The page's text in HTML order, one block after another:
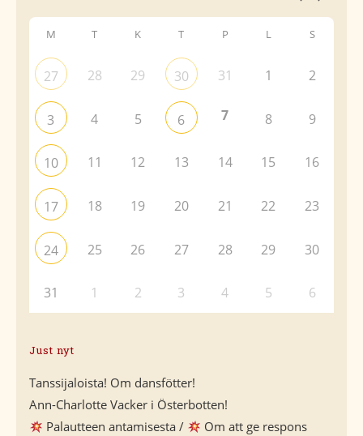
M T K T P L S
27 28 29 30 31 1 2
3 4 5 6 7 8 9
10 11 12 13 14 15 16
17 18 19 20 21 22 23
24 25 26 27 28 29 30
31 1 2 3 4 5 6
Just nyt
Tanssijaloista! Om dansfötter!
Ann-Charlotte Vacker i Österbotten!
Palautteen antamisesta /
Om att ge respons